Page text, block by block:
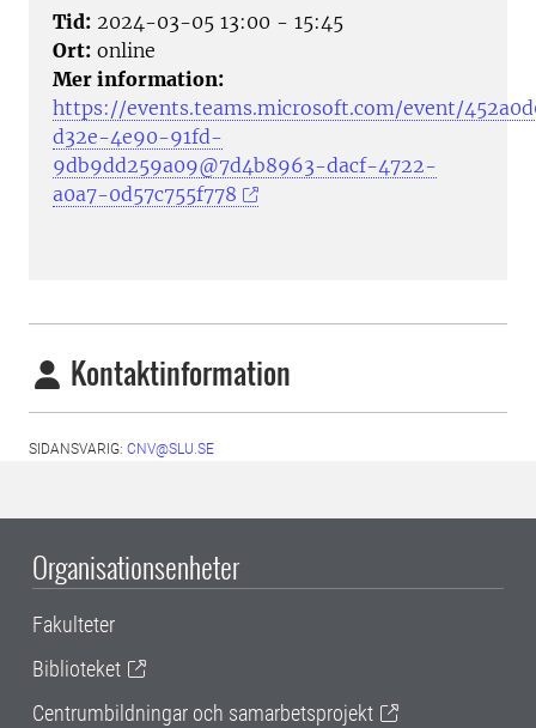
Tid: 2024-03-05 13:00 - 15:45
Ort: online
Mer information:
https://events.teams.microsoft.com/event/
d32e-4e90-91fd-
9db9dd259a09@7d4b8963-dacf-4722-
a0a7-0d57c755f778
Kontaktinformation
SIDANSVARIG: CNV@SLU.SE
Organisationsenheter
Fakulteter
Biblioteket
Centrumbildningar och samarbetsprojekt